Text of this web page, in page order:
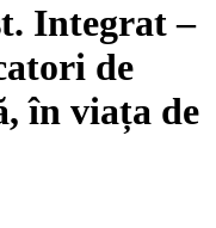
Integrat –
de
în viața de